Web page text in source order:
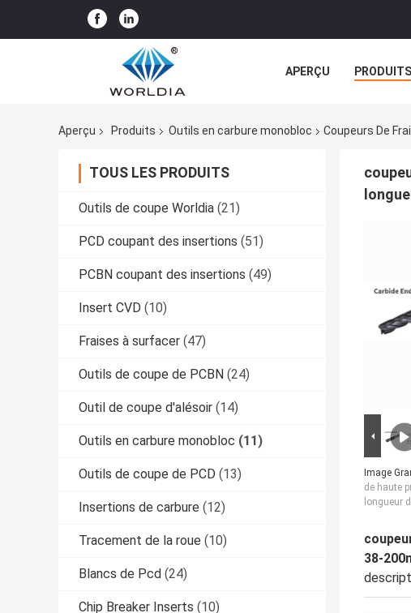
APERÇU PRODUITS
Aperçu
Produits Outils en carbure monobloc Coupeurs De
TOUS LES PRODUITS
Outils de coupe Worldia (21)
PCD coupant des insertions (51)
PCBN coupant des insertions (49)
Insert CVD (10)
Fraises à surfacer (47)
Outils de coupe de PCBN (24)
Outil de coupe d'alésoir (14)
Outils en carbure monobloc (11)
Outils de coupe de PCD (13)
Insertions de carbure (12)
Tracement de la roue (10)
Blancs de Pcd (24)
Chip Breaker Inserts (10)
Image
de haute
longueur
38-